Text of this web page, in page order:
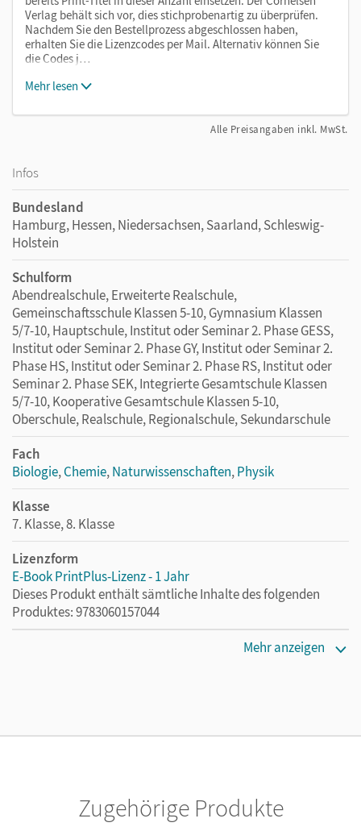
Verlag behält sich vor, dies stichprobenartig zu überprüfen.
Nachdem Sie den Bestellprozess abgeschlossen haben,
erhalten Sie die Lizenzcodes per Mail. Alternativ können Sie
die Codes j…
Mehr lesen
Alle Preisangaben inkl. MwSt.
Infos
Bundesland
Hamburg, Hessen, Niedersachsen, Saarland, Schleswig-
Holstein
Schulform
Abendrealschule, Erweiterte Realschule,
Gemeinschaftsschule Klassen 5-10, Gymnasium Klassen
5/7-10, Hauptschule, Institut oder Seminar 2. Phase GESS,
Institut oder Seminar 2. Phase GY, Institut oder Seminar 2.
Phase HS, Institut oder Seminar 2. Phase RS, Institut oder
Seminar 2. Phase SEK, Integrierte Gesamtschule Klassen
5/7-10, Kooperative Gesamtschule Klassen 5-10,
Oberschule, Realschule, Regionalschule, Sekundarschule
Fach
Biologie,Chemie,Naturwissenschaften,Physik
Klasse
7. Klasse, 8. Klasse
Lizenzform
E-Book PrintPlus-Lizenz - 1 Jahr
Dieses Produkt enthält sämtliche Inhalte des folgenden
Produktes: 9783060157044
ein Jahr lang ergänzend zum Print-Titel nutzen möchten.
Cornelsen Verlag
Mehr anzeigen
Zugehörige Produkte